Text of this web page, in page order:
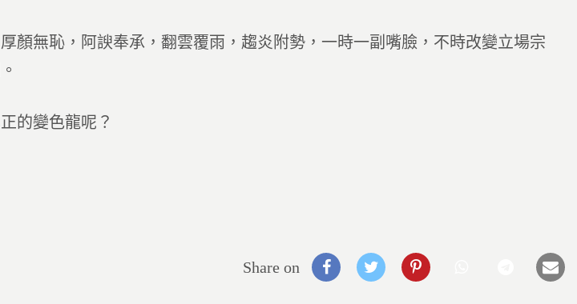
顏無恥，阿諛奉承，翻雲覆雨，趨炎附勢，一時一副嘴臉，不時改變立場宗
的變色龍呢？
Share on